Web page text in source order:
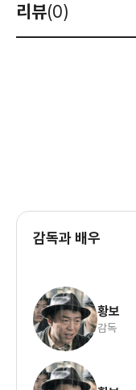
리뷰(0)
감독과 배우
황보
감독